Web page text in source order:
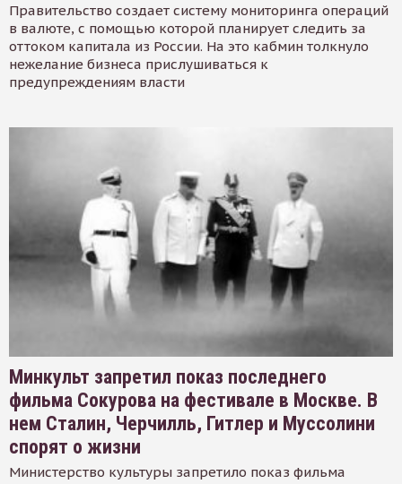
Правительство создает систему мониторинга операций
в валюте, с помощью которой планирует следить за
оттоком капитала из России. На это кабмин толкнуло
нежелание бизнеса прислушиваться к
предупреждениям власти
Минкульт запретил показ последнего
фильма Сокурова на фестивале в Москве. В
нем Сталин, Черчилль, Гитлер и Муссолини
спорят о жизни
Министерство культуры запретило показ фильма